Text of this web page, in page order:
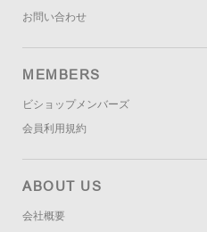
お問い合わせ
MEMBERS
ビショップメンバーズ
会員利用規約
ABOUT US
会社概要